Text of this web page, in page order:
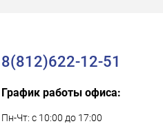
8(812)622-12-51
График работы офиса:
Пн-Чт: с 10:00 до 17:00